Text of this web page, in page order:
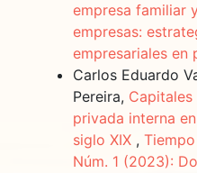
empresa familiar
empresas:
empresariales en
Carlos Eduardo
Pereira, Capitales
privada interna
siglo XIX ,
Núm. 1 (2023):